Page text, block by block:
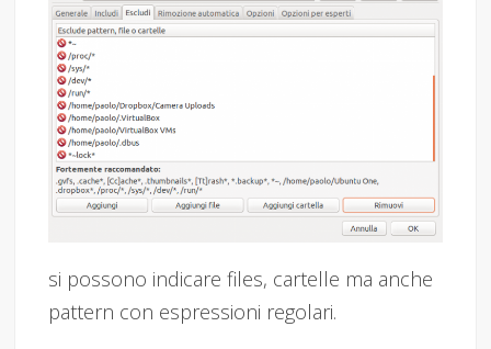
si possono indicare files, cartelle ma anche
pattern con espressioni regolari.